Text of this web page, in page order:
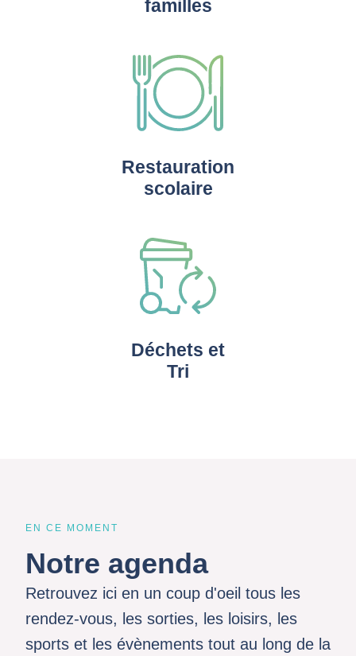
familles
Restauration
scolaire
Déchets et
Tri
EN CE MOMENT
Notre agenda
Retrouvez ici en un coup d'oeil tous les
rendez-vous, les sorties, les loisirs, les
sports et les évènements tout au long de la